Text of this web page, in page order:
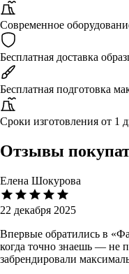
Современное
Бесплатная доставка
Бесплатная подготовка
Сроки изготовления от 1
Отзывы
Елена Шокурова
22 декабря 2025
Впервые обратились в
когда точно знаешь — не
забрендировали